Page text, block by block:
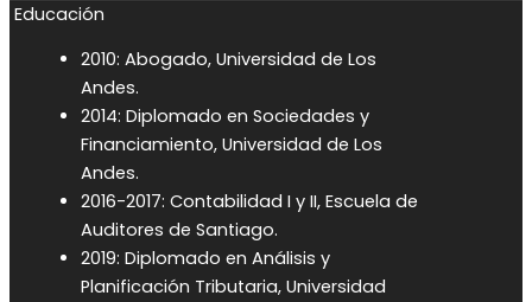
Educación
2010: Abogado, Universidad de Los
Andes.
2014: Diplomado en Sociedades y
Financiamiento, Universidad de Los
Andes.
2016-2017: Contabilidad I y II, Escuela de
Auditores de Santiago.
2019: Diplomado en Análisis y
Planificación Tributaria, Universidad